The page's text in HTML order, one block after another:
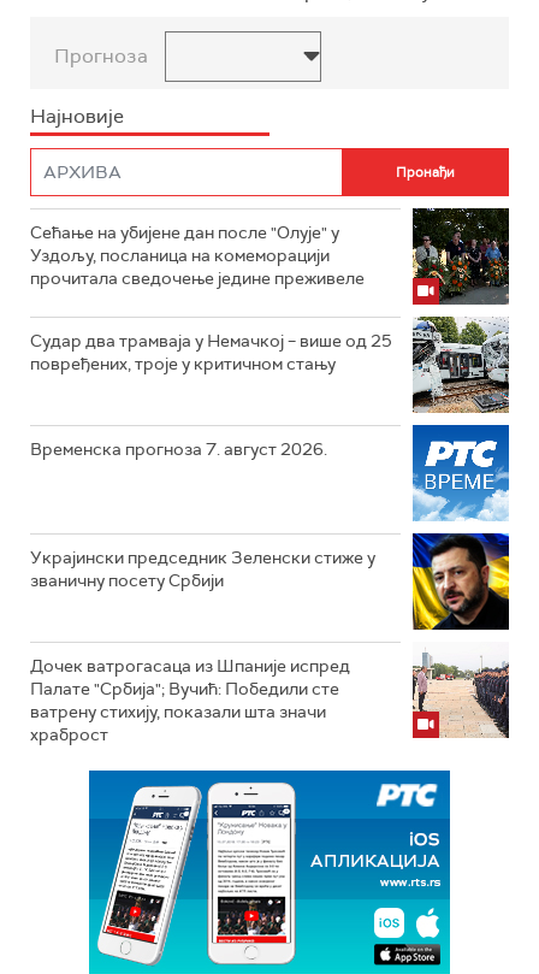
Прогноза
Најновије
Сећање на убијене дан после "Олује" у
Уздољу, посланица на комеморацији
прочитала сведочење једине преживеле
Судар два трамваја у Немачкој – више од 25
повређених, троје у критичном стању
Временска прогноза 7. август 2026.
Украјински председник Зеленски стиже у
званичну посету Србији
Дочек ватрогасаца из Шпаније испред
Палате "Србија"; Вучић: Победили сте
ватрену стихију, показали шта значи
храброст